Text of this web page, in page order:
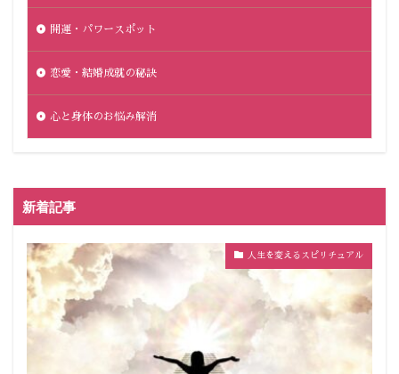
開運・パワースポット
恋愛・結婚成就の秘訣
心と身体のお悩み解消
新着記事
人生を変えるスピリチュアル